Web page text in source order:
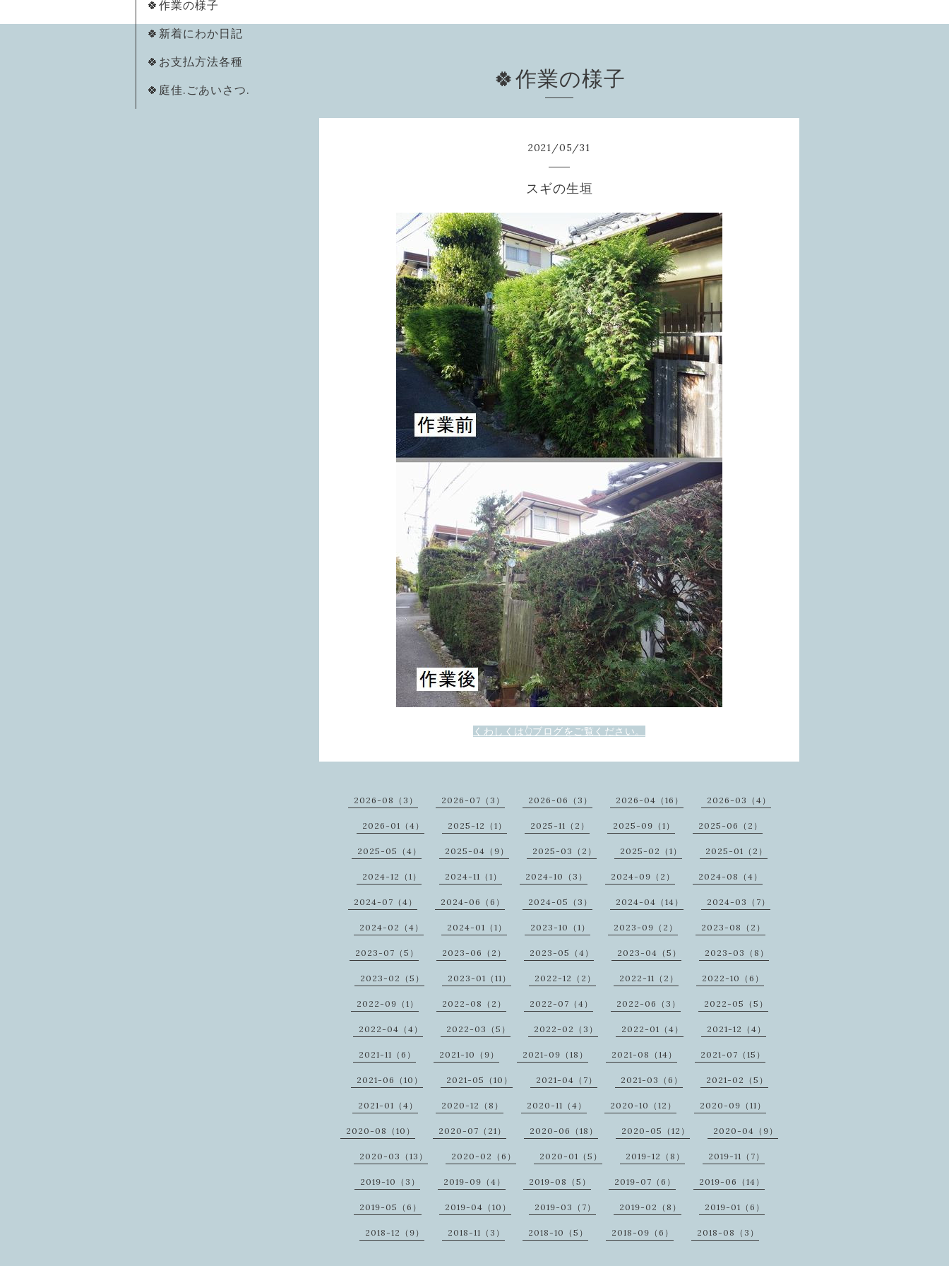
🍀作業の様子
🍀新着にわか日記
🍀お支払方法各種
🍀庭佳.ごあいさつ.
🍀作業の様子
2021/05/31
スギの生垣
くわしくは👆ブログをご覧ください。
2026-08（3） 2026-07（3） 2026-06（3） 2026-04（16） 2026-03（4）
2026-01（4） 2025-12（1） 2025-11（2） 2025-09（1） 2025-06（2）
2025-05（4） 2025-04（9） 2025-03（2） 2025-02（1） 2025-01（2）
2024-12（1） 2024-11（1） 2024-10（3） 2024-09（2） 2024-08（4）
2024-07（4） 2024-06（6） 2024-05（3） 2024-04（14） 2024-03（7）
2024-02（4） 2024-01（1） 2023-10（1） 2023-09（2） 2023-08（2）
2023-07（5） 2023-06（2） 2023-05（4） 2023-04（5） 2023-03（8）
2023-02（5） 2023-01（11） 2022-12（2） 2022-11（2） 2022-10（6）
2022-09（1） 2022-08（2） 2022-07（4） 2022-06（3） 2022-05（5）
2022-04（4） 2022-03（5） 2022-02（3） 2022-01（4） 2021-12（4）
2021-11（6） 2021-10（9） 2021-09（18） 2021-08（14） 2021-07（15）
2021-06（10） 2021-05（10） 2021-04（7） 2021-03（6） 2021-02（5）
2021-01（4） 2020-12（8） 2020-11（4） 2020-10（12） 2020-09（11）
2020-08（10） 2020-07（21） 2020-06（18） 2020-05（12） 2020-04（9）
2020-03（13） 2020-02（6） 2020-01（5） 2019-12（8） 2019-11（7）
2019-10（3） 2019-09（4） 2019-08（5） 2019-07（6） 2019-06（14）
2019-05（6） 2019-04（10） 2019-03（7） 2019-02（8） 2019-01（6）
2018-12（9） 2018-11（3） 2018-10（5） 2018-09（6） 2018-08（3）